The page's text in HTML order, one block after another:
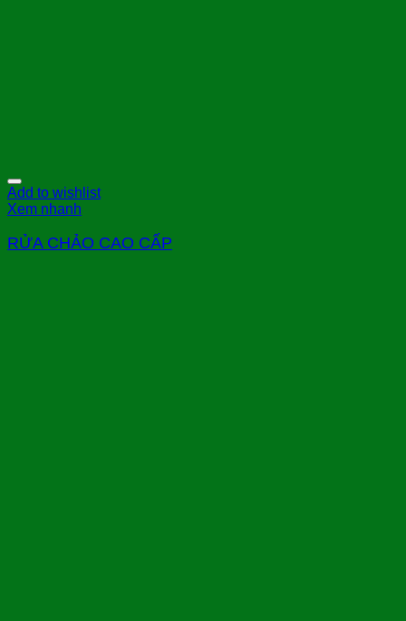
Add to wishlist
Xem nhanh
RỬA CHẢO CAO CẤP